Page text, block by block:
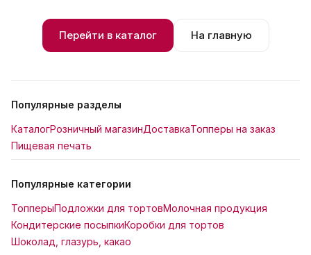
Перейти в каталог На главную
Популярные разделы
КаталогРозничный магазинДоставкаТопперы на заказ
Пищевая печать
Популярные категории
ТопперыПодложки для тортовМолочная продукция
Кондитерские посыпкиКоробки для тортов
Шоколад, глазурь, какао